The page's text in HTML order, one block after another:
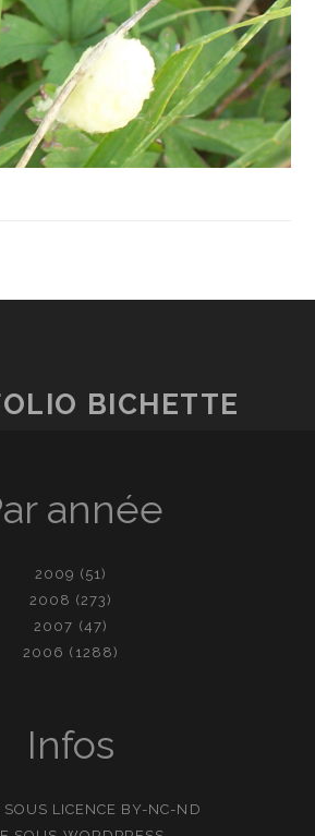
BICHETTE
année
2009 (51)
2008 (273)
2007 (47)
2006 (1288)
Infos
LICENCE BY-NC-ND